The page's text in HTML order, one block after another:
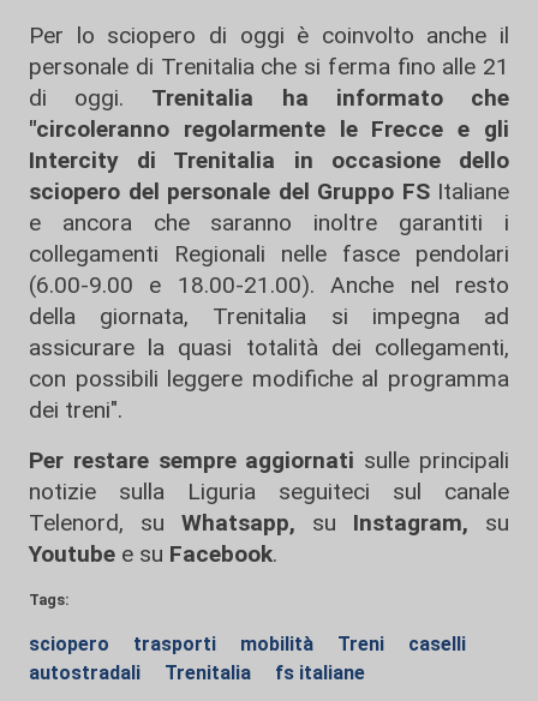
Per lo sciopero di oggi è coinvolto anche il
personale di Trenitalia che si ferma fino alle 21
di oggi. Trenitalia ha informato che
"circoleranno regolarmente le Frecce e gli
Intercity di Trenitalia in occasione dello
sciopero del personale del Gruppo FSItaliane
e ancora che saranno inoltre garantiti i
collegamenti Regionali nelle fasce pendolari
(6.00-9.00 e 18.00-21.00). Anche nel resto
della giornata, Trenitalia si impegna ad
assicurare la quasi totalità dei collegamenti,
con possibili leggere modifiche al programma
dei treni".
Per restare sempre aggiornati sulle principali
notizie sulla Liguria seguiteci sul canale
Telenord, su
Whatsapp, su Instagram, su
Youtube e su Facebook.
Tags:
sciopero trasporti mobilità Treni
caselli
autostradali
Trenitalia fs italiane